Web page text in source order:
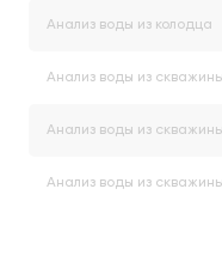
Анализ воды из колодца
Анализ воды из скважины
Анализ воды из
Анализ воды из